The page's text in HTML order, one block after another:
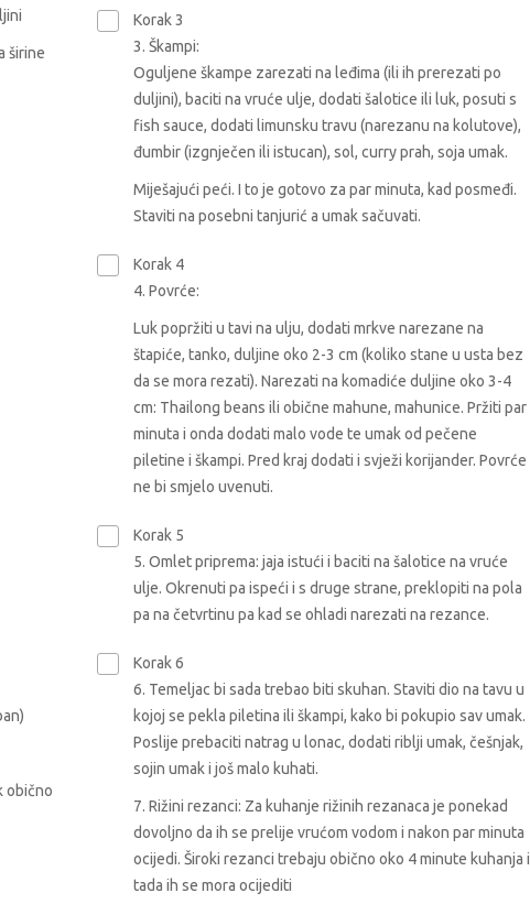
širine
obično
Korak 3
3. Škampi:
Oguljene škampe zarezati na leđima (ili ih prerezati po
duljini), baciti na vruće ulje, dodati šalotice ili luk, posuti s
fish sauce, dodati limunsku travu (narezanu na kolutove),
đumbir (izgnječen ili istucan), sol, curry prah, soja umak.
Miješajući peći. I to je gotovo za par minuta, kad posmeđi.
Staviti na posebni tanjurić a umak sačuvati.
Korak 4
4. Povrće:
Luk popržiti u tavi na ulju, dodati mrkve narezane na
štapiće, tanko, duljine oko 2-3 cm (koliko stane u usta bez
da se mora rezati). Narezati na komadiće duljine oko 3-4
cm: Thailong beans ili obične mahune, mahunice. Pržiti par
minuta i onda dodati malo vode te umak od pečene
piletine i škampi. Pred kraj dodati i svježi korijander. Povrće
ne bi smjelo uvenuti.
Korak 5
5. Omlet priprema: jaja istući i baciti na šalotice na vruće
ulje. Okrenuti pa ispeći i s druge strane, preklopiti na pola
pa na četvrtinu pa kad se ohladi narezati na rezance.
Korak 6
6. Temeljac bi sada trebao biti skuhan. Staviti dio na tavu u
kojoj se pekla piletina ili škampi, kako bi pokupio sav umak.
Poslije prebaciti natrag u lonac, dodati riblji umak, češnjak,
sojin umak i još malo kuhati.
7. Rižini rezanci: Za kuhanje rižinih rezanaca je ponekad
dovoljno da ih se prelije vrućom vodom i nakon par minuta
ocijedi. Široki rezanci trebaju obično oko 4 minute kuhanja i
tada ih se mora ocijediti